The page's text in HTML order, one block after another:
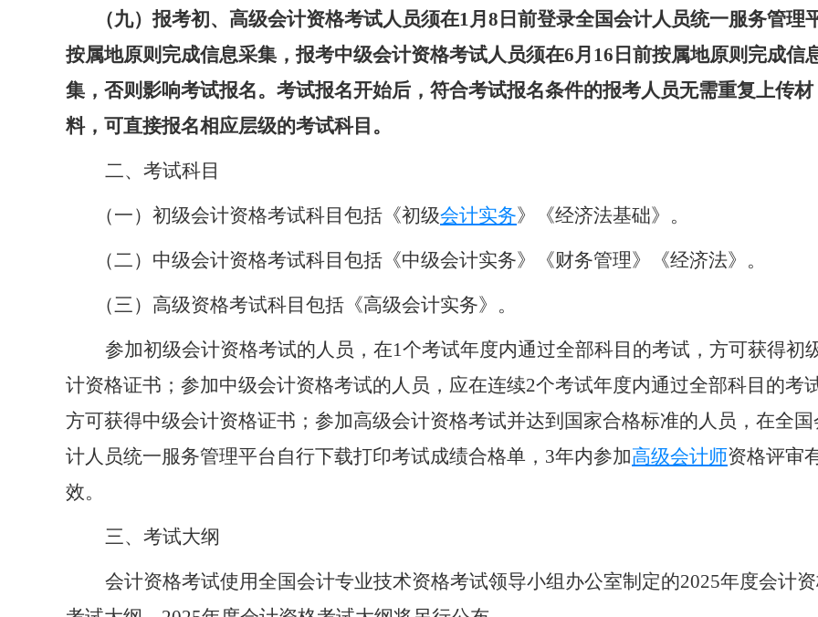
（九）报考初、高级会计资格考试人员须在1 月 8 日前登录全国会计人员统一服务管理
按属地原则完成信息采集，报考中级会计资格考试人员须在6 月 16 日前按属地原则完成信
集，否则影响考试报名。考试报名开始后，符合考试报名条件的报考人员无需重复上传材
料，可直接报名相应层级的考试科目。
二、考试科目
（一） 初级会计资格考试科目包括《初级会计实务》《经济法基础》。
（二） 中级会计资格考试科目包括《中级会计实务》《财务管理》《经济法》。
（三） 高级资格考试科目包括《高级会计实务》。
参加初级会计资格考试的人员，在1个考试年度内通过全部科目的考试，方可获得初
计资格证书；参加中级会计资格考试的人员，应在连续2个考试年度内通过全部科目的考
方可获得中级会计资格证书；参加高级会计资格考试并达到国家合格标准的人员，在全国
计人员统一服务管理平台 自行下载打印考试成绩合格单， 3年内参加高级会计师资格评审
效。
三、考试大纲
会计资格考试使用全国会计专业技术资格考试领导小组办公室制定的2025年度会计